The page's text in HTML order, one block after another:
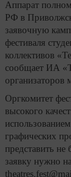
Аппарат
РФ в
заявочную
фестиваля
коллективов
сообщает ИА
организаторов
Оргкомитет
высокого
графических
представить
заявку нужно